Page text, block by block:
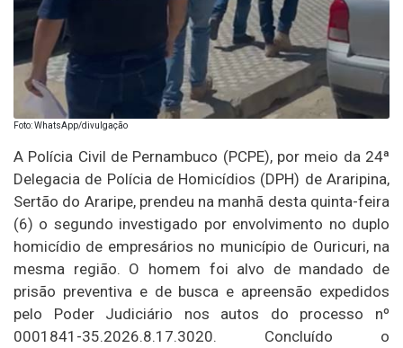
Foto: WhatsApp/divulgação
A Polícia Civil de Pernambuco (PCPE), por meio da 24ª
Delegacia de Polícia de Homicídios (DPH) de Araripina,
Sertão do Araripe, prendeu na manhã desta quinta-feira
(6) o segundo investigado por envolvimento no duplo
homicídio de empresários no município de Ouricuri, na
mesma região. O homem foi alvo de mandado de
prisão preventiva e de busca e apreensão expedidos
pelo Poder Judiciário nos autos do processo nº
0001841-35.2026.8.17.3020. Concluído o